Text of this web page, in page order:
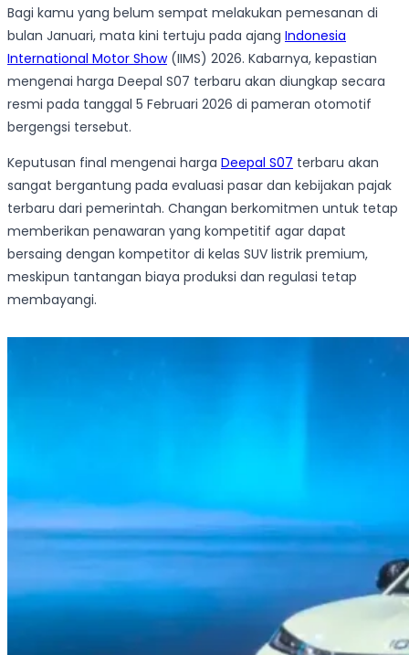
Bagi kamu yang belum sempat melakukan pemesanan di
bulan Januari, mata kini tertuju pada ajang Indonesia
International Motor Show(IIMS) 2026. Kabarnya, kepastian
mengenai harga Deepal S07 terbaru akan diungkap secara
resmi pada tanggal 5 Februari 2026 di pameran otomotif
bergengsi tersebut.
Keputusan final mengenai harga Deepal S07 terbaru akan
sangat bergantung pada evaluasi pasar dan kebijakan pajak
terbaru dari pemerintah. Changan berkomitmen untuk tetap
memberikan penawaran yang kompetitif agar dapat
bersaing dengan kompetitor di kelas SUV listrik premium,
meskipun tantangan biaya produksi dan regulasi tetap
membayangi.